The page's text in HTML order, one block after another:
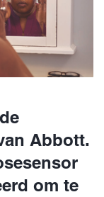
Abbott.
om te